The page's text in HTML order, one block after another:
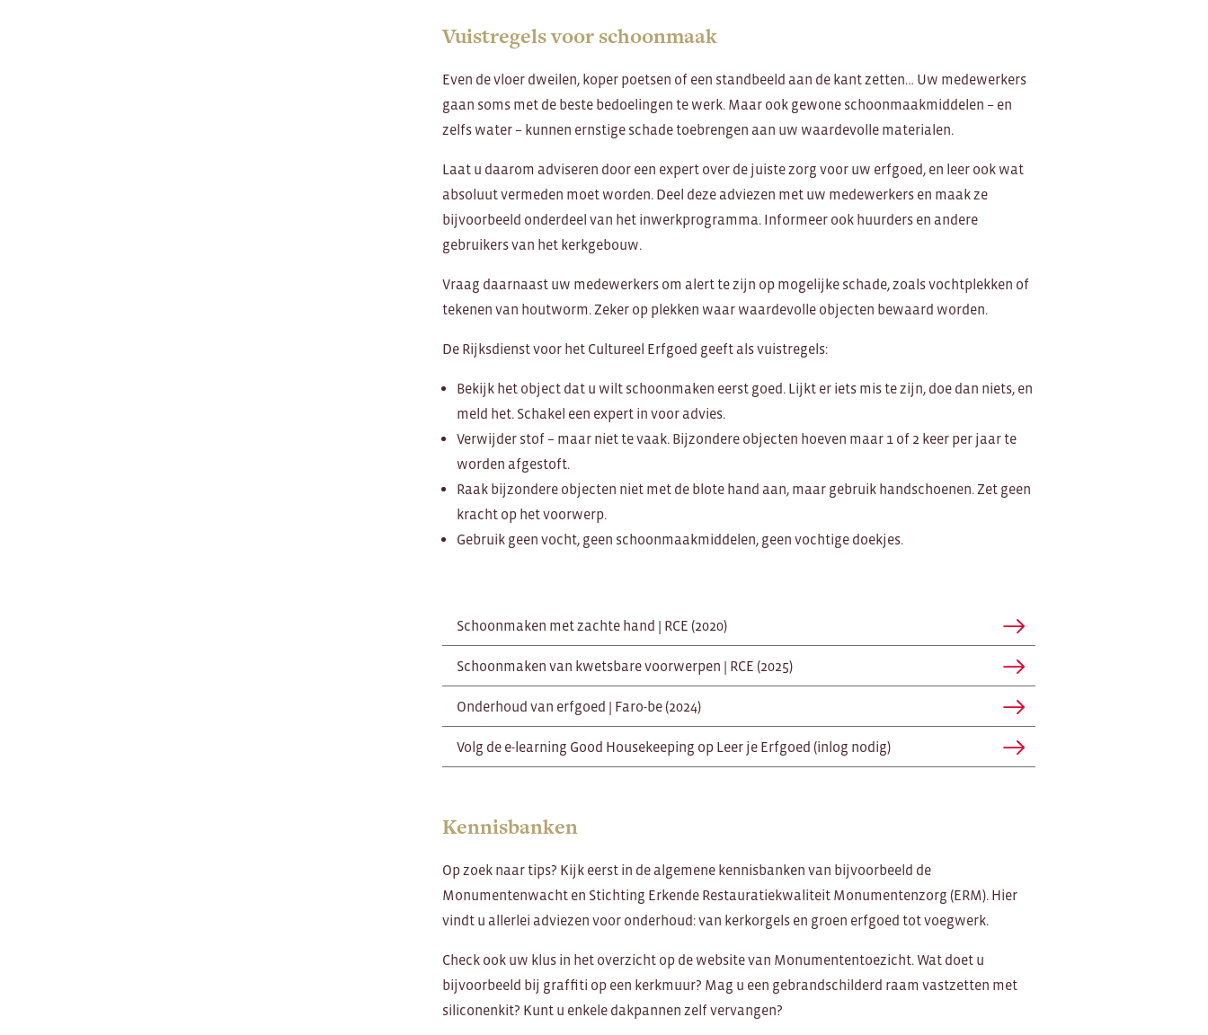
Vuistregels voor schoonmaak
Even de vloer dweilen, koper poetsen of een standbeeld aan de kant zetten… Uw medewerkers
gaan soms met de beste bedoelingen te werk. Maar ook gewone schoonmaakmiddelen – en
zelfs water – kunnen ernstige schade toebrengen aan uw waardevolle materialen.
Laat u daarom adviseren door een expert over de juiste zorg voor uw erfgoed, en leer ook wat
absoluut vermeden moet worden. Deel deze adviezen met uw medewerkers en maak ze
bijvoorbeeld onderdeel van het inwerkprogramma. Informeer ook huurders en andere
gebruikers van het kerkgebouw.
Vraag daarnaast uw medewerkers om alert te zijn op mogelijke schade, zoals vochtplekken of
tekenen van houtworm. Zeker op plekken waar waardevolle objecten bewaard worden.
De Rijksdienst voor het Cultureel Erfgoed geeft als vuistregels:
Bekijk het object dat u wilt schoonmaken eerst goed. Lijkt er iets mis te zijn, doe dan niets, en
meld het. Schakel een expert in voor advies.
Verwijder stof – maar niet te vaak. Bijzondere objecten hoeven maar 1 of 2 keer per jaar te
worden afgestoft.
Raak bijzondere objecten niet met de blote hand aan, maar gebruik handschoenen. Zet geen
kracht op het voorwerp.
Gebruik geen vocht, geen schoonmaakmiddelen, geen vochtige doekjes.
Schoonmaken met zachte hand | RCE (2020)
Schoonmaken van kwetsbare voorwerpen | RCE (2025)
Onderhoud van erfgoed | Faro-be (2024)
Volg de e-learning Good Housekeeping op Leer je Erfgoed (inlog nodig)
Kennisbanken
Op zoek naar tips? Kijk eerst in de algemene kennisbanken van bijvoorbeeld de
Monumentenwacht en Stichting Erkende Restauratiekwaliteit Monumentenzorg (ERM). Hier
vindt u allerlei adviezen voor onderhoud: van kerkorgels en groen erfgoed tot voegwerk.
Check ook uw klus in het overzicht op de website van Monumententoezicht. Wat doet u
bijvoorbeeld bij graffiti op een kerkmuur? Mag u een gebrandschilderd raam vastzetten met
siliconenkit? Kunt u enkele dakpannen zelf vervangen?